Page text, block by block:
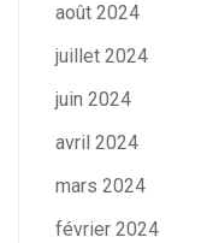
août 2024
juillet 2024
juin 2024
avril 2024
mars 2024
février 2024